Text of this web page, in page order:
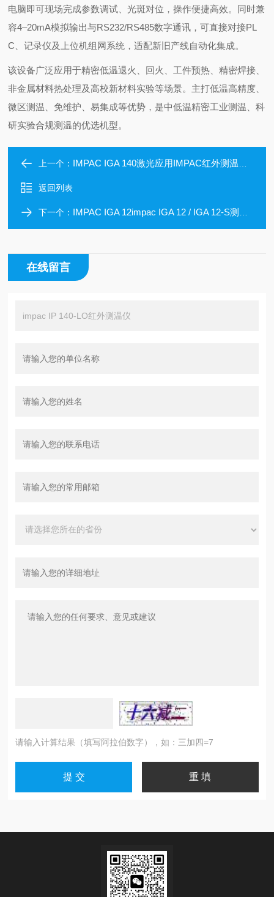
电脑即可现场完成参数调试、光斑对位，操作便捷高效。同时兼
容4–20mA模拟输出与RS232/RS485数字通讯，可直接对接PL
C、记录仪及上位机组网系统，适配新旧产线自动化集成。
该设备广泛应用于精密低温退火、回火、工件预热、精密焊接、
非金属材料热处理及高校新材料实验等场景。主打低温高精度、
微区测温、免维护、易集成等优势，是中低温精密工业测温、科
研实验合规测温的优选机型。
上一个： IMPAC IGA 140激光应用IMPAC红外测温仪温度测量
返回列表
下一个： IMPAC IGA 12impac IGA 12 / IGA 12-S测温仪
在线留言
请输入计算结果（填写阿拉伯数字），如：三加四=7